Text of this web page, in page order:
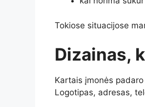
Tokiose situacijose
Dizainas,
Kartais įmonės
Logotipas, adresas,